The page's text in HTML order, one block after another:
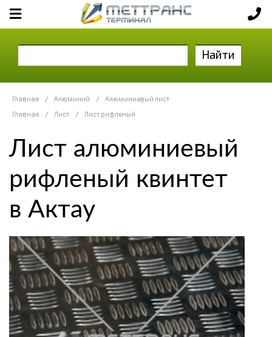
Найти
Главная / Алюминий /
Алюминиевый лист
Главная
/ Лист / Лист рифленый
Лист алюминиевый
рифленый квинтет
в Актау